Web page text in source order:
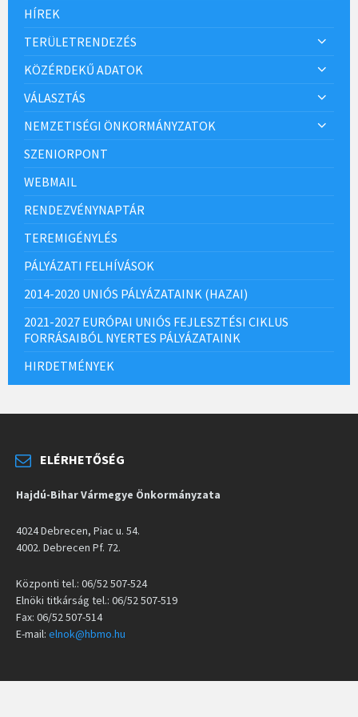
HÍREK
TERÜLETRENDEZÉS
KÖZÉRDEKŰ ADATOK
VÁLASZTÁS
NEMZETISÉGI ÖNKORMÁNYZATOK
SZENIORPONT
WEBMAIL
RENDEZVÉNYNAPTÁR
TEREMIGÉNYLÉS
PÁLYÁZATI FELHÍVÁSOK
2014-2020 UNIÓS PÁLYÁZATAINK (HAZAI)
2021-2027 EURÓPAI UNIÓS FEJLESZTÉSI CIKLUS
FORRÁSAIBÓL NYERTES PÁLYÁZATAINK
HIRDETMÉNYEK
ELÉRHETŐSÉG
Hajdú-Bihar Vármegye Önkormányzata
4024 Debrecen, Piac u. 54.
4002. Debrecen Pf. 72.
Központi tel.: 06/52 507-524
Elnöki titkárság tel.: 06/52 507-519
Fax: 06/52 507-514
E-mail: elnok@hbmo.hu